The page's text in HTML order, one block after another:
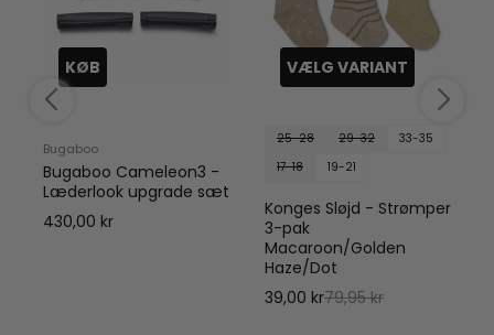
KØB
Bugaboo
Bugaboo Cameleon3 -
Læderlook upgrade sæt
430,00 kr
VÆLG VARIANT
25-28 29-32
33-35
17-18
19-21
Konges Sløjd - Strømper
3-pak
Macaroon/Golden
Haze/Dot
39,00 kr79,95 kr